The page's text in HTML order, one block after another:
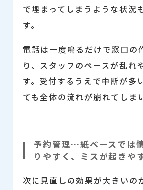
で埋まってしまうような状況
す。
電話は一度鳴るだけで窓口の
り、スタッフのペースが乱れ
す。受付するうえで中断が多
ても全体の流れが崩れてしま
予約管理…紙ベースでは
りやすく、ミスが起きや
次に見直しの効果が大きいの